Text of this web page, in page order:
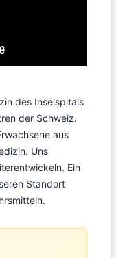
des Inselspitals
der Schweiz.
aus
Uns
Ein
Standort